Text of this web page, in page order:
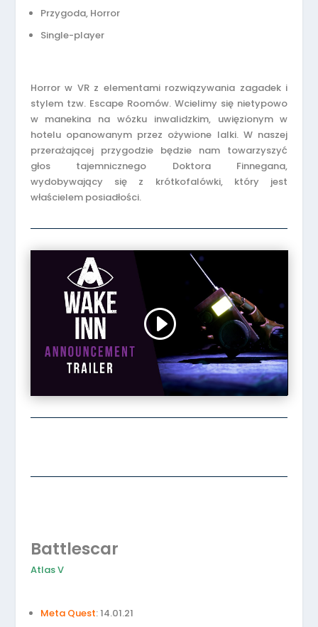
Przygoda, Horror
Single-player
Horror w VR z elementami rozwiązywania zagadek i
stylem tzw. Escape Roomów. Wcielimy się nietypowo
w manekina na wózku inwalidzkim, uwięzionym w
hotelu opanowanym przez ożywione lalki. W naszej
przerażającej przygodzie będzie nam towarzyszyć
głos tajemnicznego Doktora Finnegana,
wydobywający się z krótkofalówki, który jest
właścielem posiadłości.
Battlescar
Atlas V
Meta Quest: 14.01.21